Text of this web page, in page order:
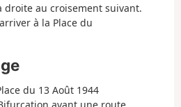
droite au croisement suivant.
à la Place du
du 13 Août 1944
avant une route